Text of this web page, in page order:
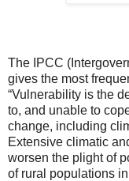
The IPCC
gives the most
“Vulnerability is the
to, and unable to
change, including
Extensive climatic
worsen the plight of
of rural populations